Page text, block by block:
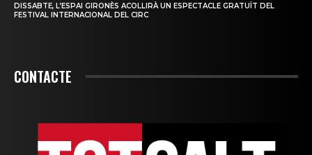
DISSABTE, L’ESPAI GIRONÈS ACOLLIRÀ UN ESPECTACLE GRATUÏT DEL
FESTIVAL INTERNACIONAL DEL CIRC
CONTACTE